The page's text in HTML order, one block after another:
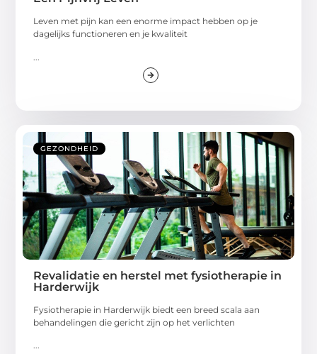
Leven met pijn kan een enorme impact hebben op je
dagelijks functioneren en je kwaliteit
GEZONDHEID
Revalidatie en herstel met fysiotherapie in
Harderwijk
Fysiotherapie in Harderwijk biedt een breed scala aan
behandelingen die gericht zijn op het verlichten